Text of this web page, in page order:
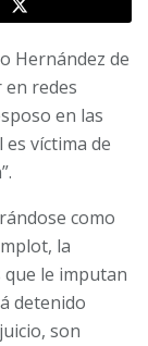
Hernández de
en redes
en las
víctima de
como
la
le imputan
detenido
son